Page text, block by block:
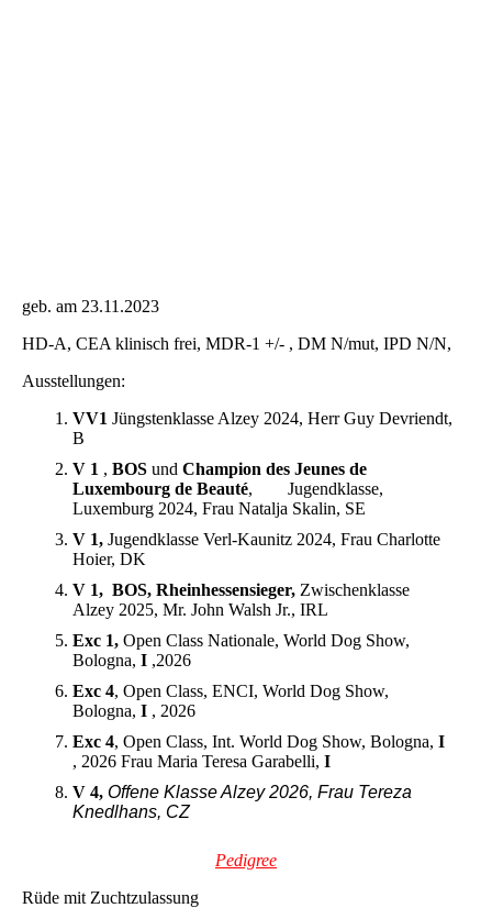
geb. am 23.11.2023
HD-A, CEA klinisch frei, MDR-1 +/- , DM N/mut, IPD N/N,
Ausstellungen:
VV1 Jüngstenklasse Alzey 2024, Herr Guy Devriendt,
B
V 1 , BOS und Champion des Jeunes de
Luxembourg de Beauté, Jugendklasse,
Luxemburg 2024, Frau Natalja Skalin, SE
V 1, Jugendklasse Verl-Kaunitz 2024, Frau Charlotte
Hoier, DK
V 1, BOS, Rheinhessensieger, Zwischenklasse
Alzey 2025, Mr. John Walsh Jr., IRL
Exc 1, Open Class Nationale, World Dog Show,
Bologna, I ,2026
Exc 4, Open Class, ENCI, World Dog Show,
Bologna, I , 2026
Exc 4, Open Class, Int. World Dog Show, Bologna, I
, 2026 Frau Maria Teresa Garabelli, I
V 4, Offene Klasse Alzey 2026, Frau Tereza
Knedlhans, CZ
Pedigree
Rüde mit Zuchtzulassung